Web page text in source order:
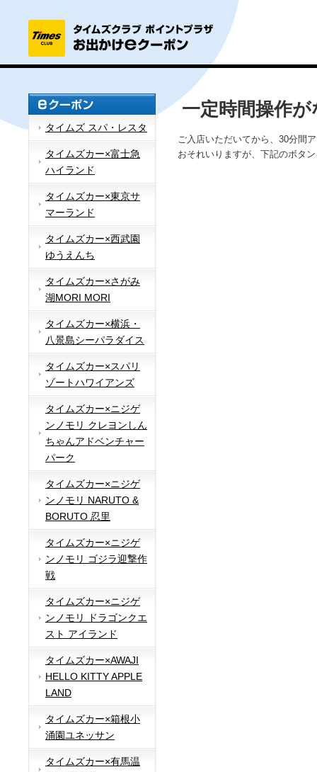
タイムズ スパ・レスタ
タイムズカー×富士急
ハイランド
タイムズカー×東京サ
マーランド
タイムズカー×西武園
ゆうえんち
タイムズカー×さがみ
湖MORI MORI
タイムズカー×横浜・
八景島シーパラダイス
タイムズカー×スパリ
ゾートハワイアンズ
タイムズカー×ニジゲ
ンノモリ クレヨンしん
ちゃんアドベンチャー
パーク
タイムズカー×ニジゲ
ンノモリ NARUTO &
BORUTO 忍里
タイムズカー×ニジゲ
ンノモリ ゴジラ迎撃作
戦
タイムズカー×ニジゲ
ンノモリ ドラゴンクエ
スト アイランド
タイムズカー×AWAJI
HELLO KITTY APPLE
LAND
タイムズカー×箱根小
涌園ユネッサン
タイムズカー×有馬温
一定時間操作
ご入店いただいてから、30分間
おそれいりますが、下記のボタ